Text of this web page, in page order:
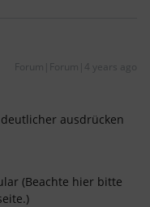
Forum|Forum|4 years ago
ausdrücken
(Beachte hier bitte